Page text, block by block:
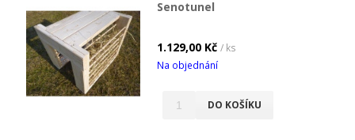
Senotunel
1.129,00 Kč / ks
Na objednání
DO KOŠÍKU